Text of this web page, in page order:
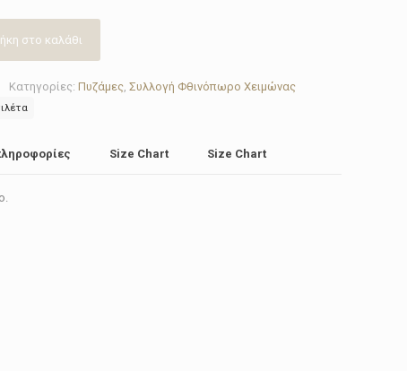
στο καλάθι
Κατηγορίες: Πυζάμες, Συλλογή Φθινόπωρο Χειμώνας
Size Chart Size Chart